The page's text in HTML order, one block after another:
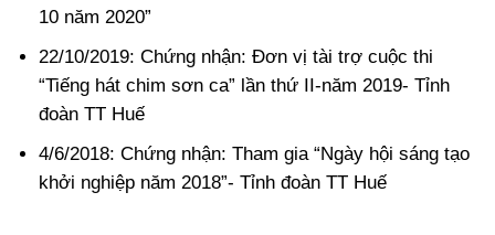
10 năm 2020”
22/10/2019: Chứng nhận: Đơn vị tài trợ cuộc thi
“Tiếng hát chim sơn ca” lần thứ II-năm 2019- Tỉnh
đoàn TT Huế
4/6/2018: Chứng nhận: Tham gia “Ngày hội sáng tạo
khởi nghiệp năm 2018”- Tỉnh đoàn TT Huế